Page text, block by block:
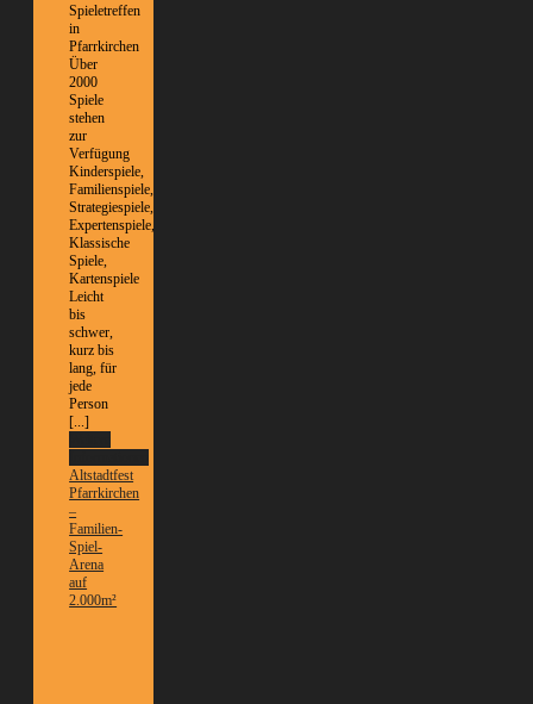
Spieletreffen
in
Pfarrkirchen
Über
2000
Spiele
stehen
zur
Verfügung
Kinderspiele,
Familienspiele,
Strategiespiele,
Expertenspiele,
Klassische
Spiele,
Kartenspiele
Leicht
bis
schwer,
kurz bis
lang, für
jede
Person
[...]
Altstadtfest
Pfarrkirchen
–
Familien-
Spiel-
Arena
auf
2.000m²